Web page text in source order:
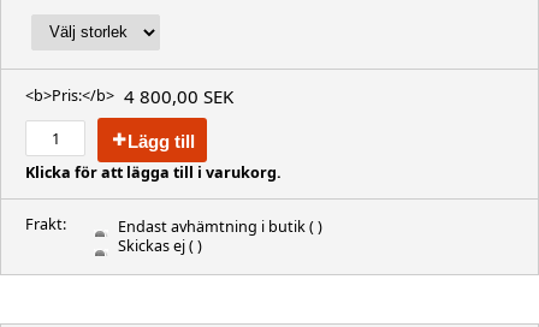
<b>Pris:</b> 4 800,00 SEK
Lägg till
Klicka för att lägga till i varukorg.
Frakt: Endast avhämtning i butik( )
Skickas ej( )